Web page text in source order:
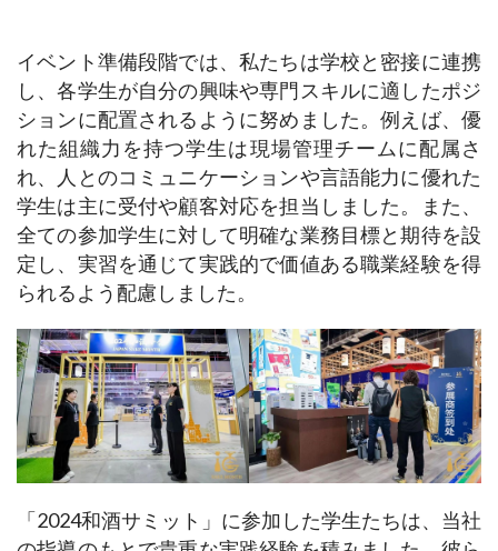
イベント準備段階では、私たちは学校と密接に連携
し、各学生が自分の興味や専門スキルに適したポジ
ションに配置されるように努めました。例えば、優
れた組織力を持つ学生は現場管理チームに配属さ
れ、人とのコミュニケーションや言語能力に優れた
学生は主に受付や顧客対応を担当しました。また、
全ての参加学生に対して明確な業務目標と期待を設
定し、実習を通じて実践的で価値ある職業経験を得
られるよう配慮しました。
「2024和酒サミット」に参加した学生たちは、当社